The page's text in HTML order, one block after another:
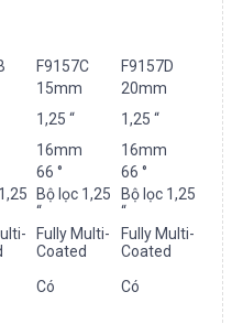
F9157C
F9157D
15mm
20mm
1,25 “
1,25 “
16mm
16mm
66 °
66 °
Bộ lọc 1,25
“
Bộ lọc 1,25
“
Fully Multi-
Coated
Fully Multi-
Coated
Có Có